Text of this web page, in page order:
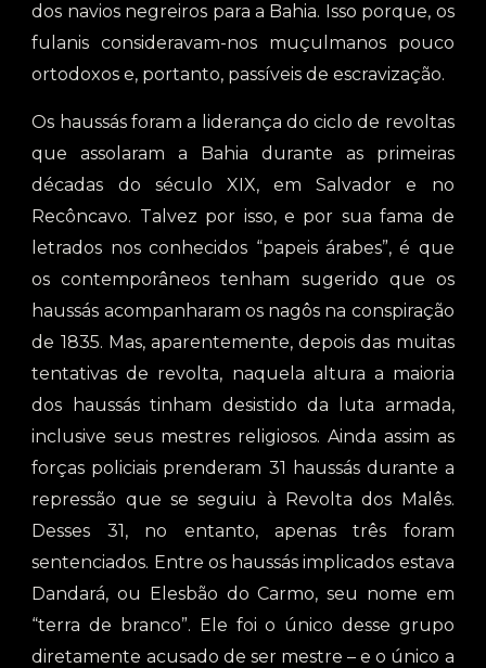
dos navios negreiros para a Bahia. Isso porque, os
fulanis consideravam-nos muçulmanos pouco
ortodoxos e, portanto, passíveis de escravização.
Os haussás foram a liderança do ciclo de revoltas
que assolaram a Bahia durante as primeiras
décadas do século XIX, em Salvador e no
Recôncavo. Talvez por isso, e por sua fama de
letrados nos conhecidos “papeis árabes”, é que
os contemporâneos tenham sugerido que os
haussás acompanharam os nagôs na conspiração
de 1835. Mas, aparentemente, depois das muitas
tentativas de revolta, naquela altura a maioria
dos haussás tinham desistido da luta armada,
inclusive seus mestres religiosos. Ainda assim as
forças policiais prenderam 31 haussás durante a
repressão que se seguiu à Revolta dos Malês.
Desses 31, no entanto, apenas três foram
sentenciados. Entre os haussás implicados estava
Dandará, ou Elesbão do Carmo, seu nome em
“terra de branco”. Ele foi o único desse grupo
diretamente acusado de ser mestre – e o único a